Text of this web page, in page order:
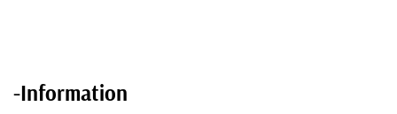
-Information